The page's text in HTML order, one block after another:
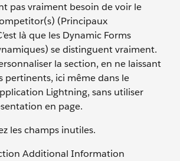
pas vraiment besoin de voir le
(Principaux
là que les Dynamic Forms
se distinguent vraiment.
la section, en ne laissant
pertinents, ici même dans le
Lightning, sans utiliser
en page.
les champs inutiles.
Additional Information